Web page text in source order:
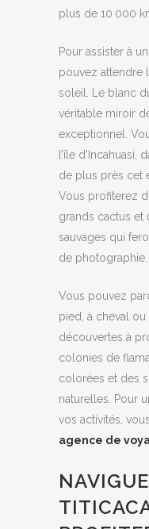
plus de 10 000
Pour assister à
pouvez attendre
soleil. Le blanc
véritable miroir
exceptionnel.
l’île
de plus près cet
Vous profiterez
grands cactus et
sauvages qui
de photographie.
Vous pouvez
pied, à cheval
découvertes à
colonies de
colorées et des
naturelles. Pour
vos activités,
agence de